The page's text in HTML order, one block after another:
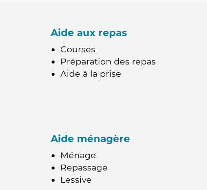
Aide aux repas
Courses
Préparation des repas
Aide à la prise
Aide ménagère
Ménage
Repassage
Lessive